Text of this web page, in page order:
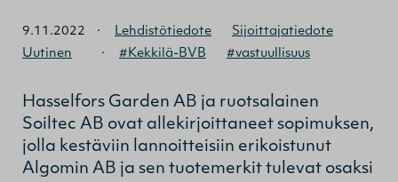
9.11.2022 · Lehdistötiedote
Sijoittajatiedote
Uutinen
· #Kekkilä-BVB #vastuullisuus
Hasselfors Garden AB ja ruotsalainen
Soiltec AB ovat allekirjoittaneet sopimuksen,
jolla kestäviin lannoitteisiin erikoistunut
Algomin AB ja sen tuotemerkit tulevat osaksi